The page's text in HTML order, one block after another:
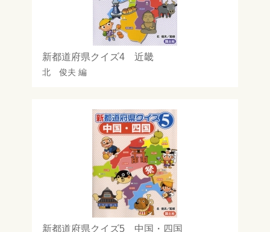
新都道府県クイズ4 近畿
北 俊夫 編
新都道府県クイズ5 中国・四国